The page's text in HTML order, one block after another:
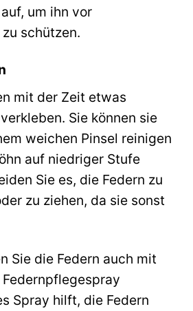
um ihn vor
schützen.
mit der Zeit etwas
Sie können sie
weichen Pinsel reinigen
auf niedriger Stufe
Sie es, die Federn zu
zu ziehen, da sie sonst
Sie die Federn auch mit
Spray hilft, die Federn